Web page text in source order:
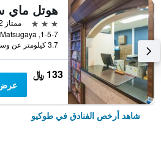
3 نجوم
ممتاز 8.2
3.7 كيلومتر عن وسط المدينة
133 ﷼
شاهد أرخص الفنادق في طوكيو